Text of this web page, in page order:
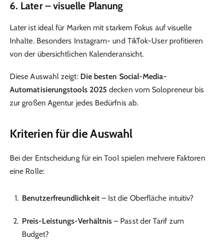
6. Later– visuelle Planung
Later ist ideal für Marken mit starkem Fokus auf visuelle
Inhalte. Besonders Instagram- und TikTok-User profitieren
von der übersichtlichen Kalenderansicht.
Diese Auswahl zeigt:Die besten Social-Media-
Automatisierungstools 2025 decken vom Solopreneur bis
zur großen Agentur jedes Bedürfnis ab.
Kriterien für die Auswahl
Bei der Entscheidung für ein Tool spielen mehrere Faktoren
eine Rolle:
Benutzerfreundlichkeit– Ist die Oberfläche intuitiv?
Preis-Leistungs-Verhältnis – Passt der Tarif zum
Budget?